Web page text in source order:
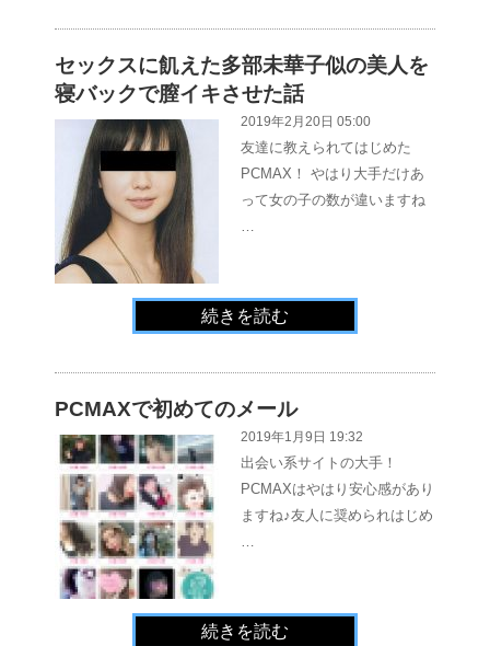
セックスに飢えた多部未華子似の美人を
寝バックで膣イキさせた話
2019年2月20日 05:00
友達に教えられてはじめた
PCMAX！ やはり大手だけあ
って女の子の数が違いますね
続きを読む
PCMAXで初めてのメール
2019年1月9日 19:32
出会い系サイトの大手！
PCMAXはやはり安心感があり
ますね♪友人に奨められはじめ
続きを読む